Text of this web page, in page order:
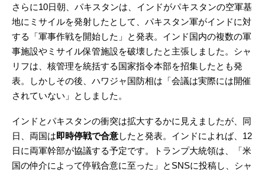
さらに10日朝、パキスタンは、インドがパキスタンの空軍基
地にミサイルを発射したとして、パキスタン軍がインドに対
する「軍事作戦を開始した」と発表。インド国内の複数の軍
事施設やミサイル保管施設を破壊したと主張しました。シャ
リフは、核管理を統括する国家指令本部を招集したとも発
表。しかしその後、ハワジャ国防相は「会議は実際には開催
されていない」としました。
インドとパキスタンの衝突は拡大するかに見えましたが、同
日、両国は即時停戦で合意したと発表。インドによれば、12
日に両軍幹部が協議する予定です。トランプ大統領は、「米
国の仲介によって停戦合意に至った」とSNSに投稿し、シャ